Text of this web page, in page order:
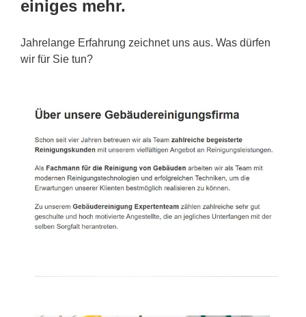
einiges mehr.
Jahrelange Erfahrung zeichnet uns aus. Was dürfen
wir für Sie tun?